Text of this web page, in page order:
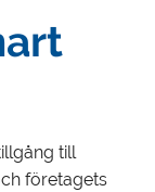
till
företagets